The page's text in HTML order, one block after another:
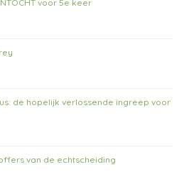
voor 5e keer
de hopelijk verlossende ingreep voor
van de echtscheiding